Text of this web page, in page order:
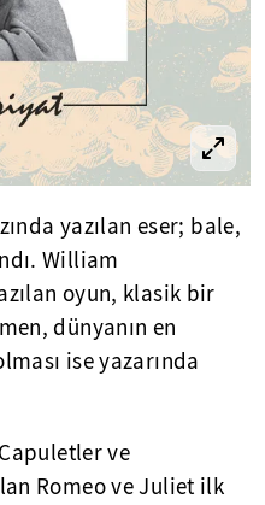
yazılan eser; bale,
William
oyun, klasik bir
dünyanın en
ise yazarında
ve
Romeo ve Juliet ilk